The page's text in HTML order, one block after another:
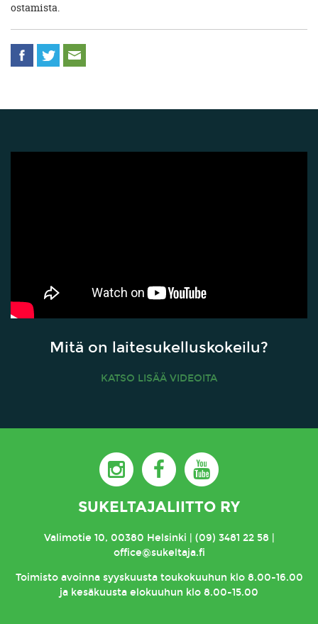
ostamista.
Mitä on laitesukelluskokeilu?
KATSO LISÄÄ VIDEOITA
SUKELTAJALIITTO RY
Valimotie 10, 00380 Helsinki | (09) 3481 22 58 |
office@sukeltaja.fi
Toimistoavoinna syyskuusta toukokuuhun klo 8.00-16.00
ja kesäkuusta elokuuhun klo 8.00-15.00